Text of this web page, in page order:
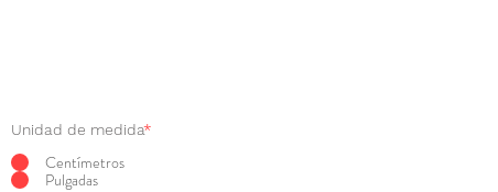
Unidad de medida*
Centímetros
Pulgadas